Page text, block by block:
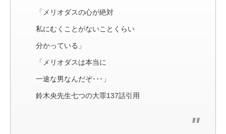
「メリオダスの心が絶対
私にむくことがないことくらい
分かっている」
「メリオダスは本当に
一途な男なんだぞ･･･」
鈴木央先生七つの大罪137話引用